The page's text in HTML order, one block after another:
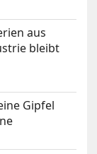
aus
bleibt
Gipfel